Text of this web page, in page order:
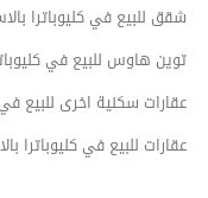
شقق للبيع في كليوباترا
توين هاوس للبيع في
عقارات سكنية اخرى للبيع في
عقارات للبيع في كليوباترا